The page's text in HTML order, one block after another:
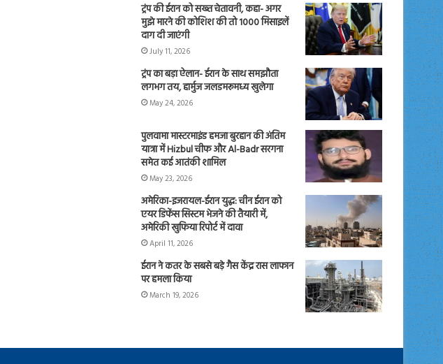
ट्रंप की ईरान को सख्त चेतावनी, कहा- अगर
मुझे मारने की कोशिश की तो 1000 मिसाइलें
दाग दी जाएंगी
July 11, 2026
ट्रंप का बड़ा ऐलान- ईरान के साथ समझौता
लगभग तय, हार्मुज जलडमरूमध्य खुलेगा
May 24, 2026
पुलवामा मास्टरमाइंड हमजा बुरहान की अंतिम
यात्रा में Hizbul चीफ और Al-Badr सरगना
समेत कई आतंकी शामिल
May 23, 2026
अमेरिका-इजरायल-ईरान युद्ध: चीन ईरान को
एयर डिफेंस सिस्टम भेजने की तैयारी में,
अमेरिकी खुफिया रिपोर्ट में दावा
April 11, 2026
ईरान ने कतर के सबसे बड़े गैस केंद्र रास लाफान
पर हमला किया
March 19, 2026